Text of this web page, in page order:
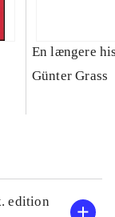
En længere
Günter Grass
edition